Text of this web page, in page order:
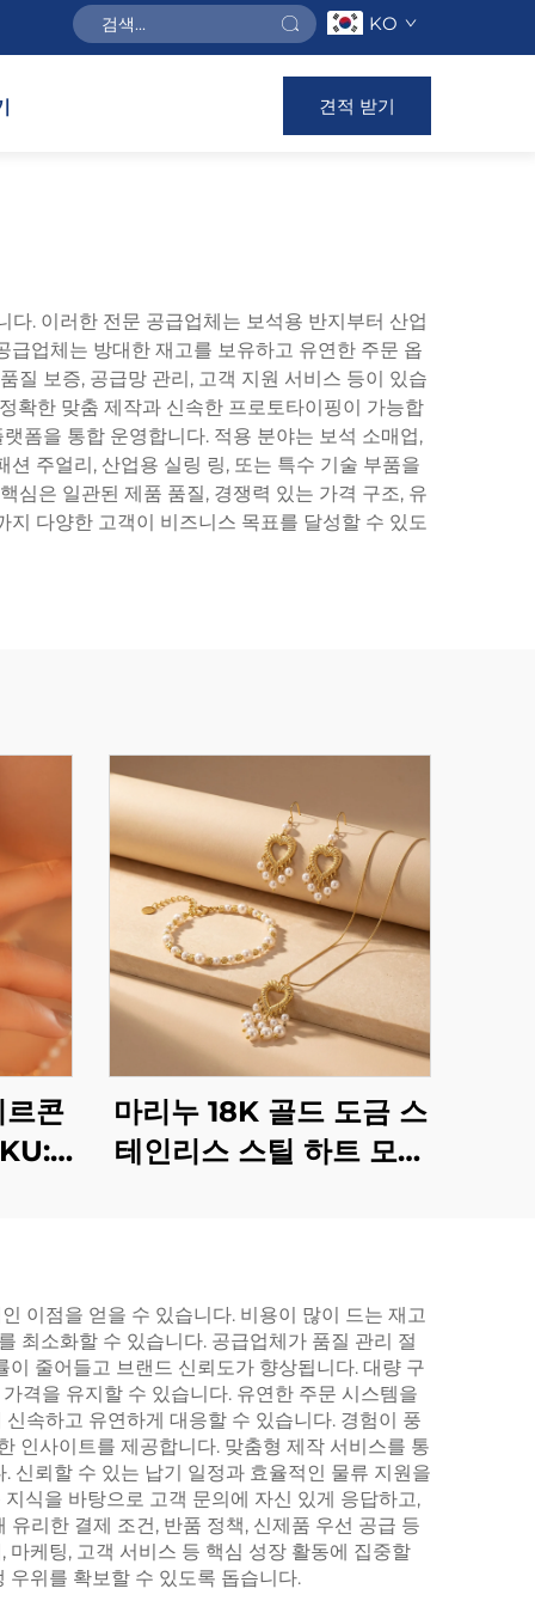
KO
견적 받기
. 이러한 전문 공급업체는 보석용 반지부터 산업
급업체는 방대한 재고를 보유하고 유연한 주문 옵
질 보증, 공급망 관리, 고객 지원 서비스 등이 있습
확한 맞춤 제작과 신속한 프로토타이핑이 가능합
폼을 통합 운영합니다. 적용 분야는 보석 소매업,
주얼리, 산업용 실링 링, 또는 특수 기술 부품을
심은 일관된 제품 품질, 경쟁력 있는 가격 구조, 유
다양한 고객이 비즈니스 목표를 달성할 수 있도
콘
마리누 18K 골드 도금 스
테인리스 스틸 하트 모양
이점을 얻을 수 있습니다. 비용이 많이 드는 재고
최소화할 수 있습니다. 공급업체가 품질 관리 절
줄어들고 브랜드 신뢰도가 향상됩니다. 대량 구
격을 유지할 수 있습니다. 유연한 주문 시스템을
속하고 유연하게 대응할 수 있습니다. 경험이 풍
인사이트를 제공합니다. 맞춤형 제작 서비스를 통
신뢰할 수 있는 납기 일정과 효율적인 물류 지원을
식을 바탕으로 고객 문의에 자신 있게 응답하고,
리한 결제 조건, 반품 정책, 신제품 우선 공급 등
케팅, 고객 서비스 등 핵심 성장 활동에 집중할
우위를 확보할 수 있도록 돕습니다.